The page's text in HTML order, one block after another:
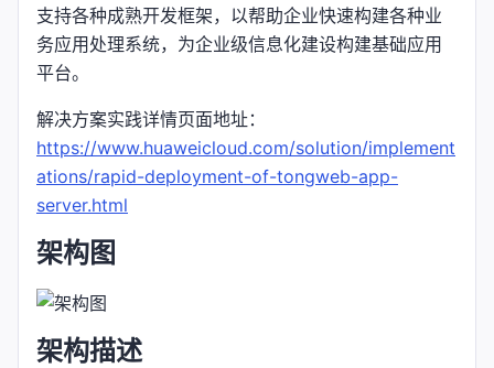
支持各种成熟开发框架，以帮助企业快速构建各种业
务应用处理系统，为企业级信息化建设构建基础应用
平台。
解决方案实践详情页面地址：
https://www.huaweicloud.com/solution/implement
ations/rapid-deployment-of-tongweb-app-
server.html
架构图
架构描述